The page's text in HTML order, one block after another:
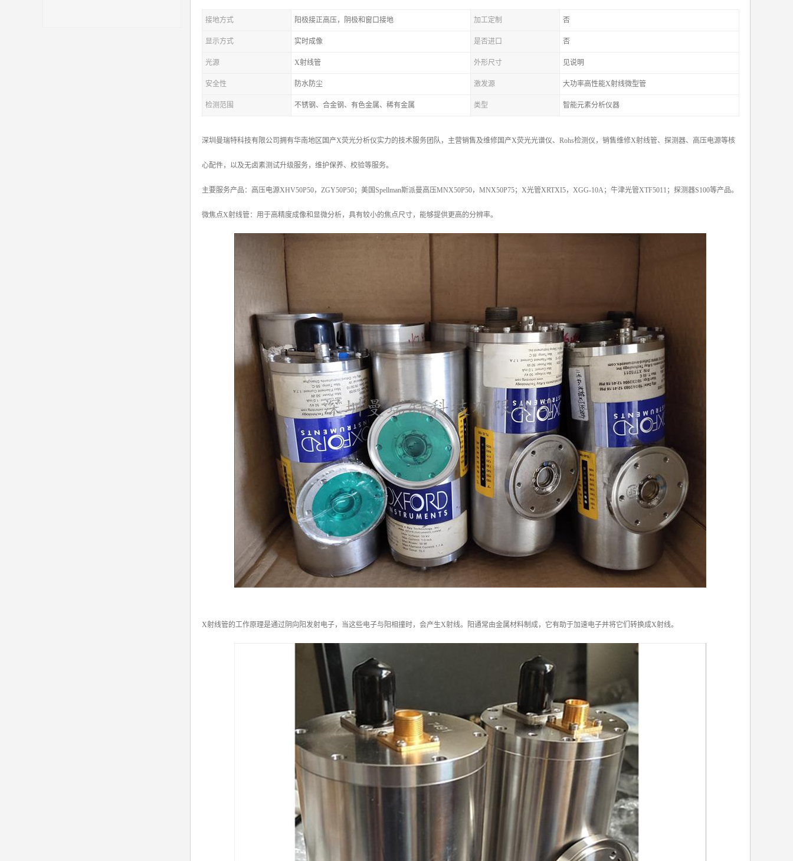
接地方式 阳极接正高压，阴极和窗口接地 加工定制 否
显示方式 实时成像 是否进口 否
光源 X射线管 外形尺寸 见说明
安全性 防水防尘 激发源 大功率高性能X射线微型管
检测范围 不锈钢、合金钢、有色金属、稀有金属 类型 智能元素分析仪器
深圳曼瑞特科技有限公司拥有华南地区国产X荧光分析仪实力的技术服务团队，主营销售及维修国产X荧光光谱仪、Rohs检测仪，销售维修X射线管、探测器、高压电源等核
心配件，以及无卤素测试升级服务，维护保养、校验等服务。
主要服务产品：高压电源XHV50P50，ZGY50P50；美国Spellman斯派曼高压MNX50P50，MNX50P75；X光管XRTXI5，XGG-10A；牛津光管XTF5011；探测器S100等产品。
微焦点X射线管：用于高精度成像和显微分析，具有较小的焦点尺寸，能够提供更高的分辨率。
X射线管的工作原理是通过阴向阳发射电子，当这些电子与阳相撞时，会产生X射线。阳通常由金属材料制成，它有助于加速电子并将它们转换成X射线。